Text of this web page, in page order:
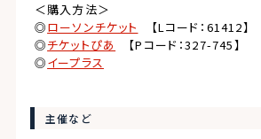
＜購入方法＞
◎ローソンチケット
【Lコード：61412】
◎チケットぴあ
【Pコード：327-745】
◎イープラス
主催など